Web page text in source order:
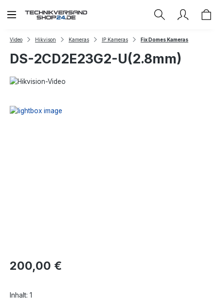
Zum Hauptinhalt springen
Video Hikvison Kameras IP Kameras Fix Domes Kameras
DS-2CD2E23G2-U(2.8mm)
Regulärer Preis:
200,00 €
Inhalt: 1